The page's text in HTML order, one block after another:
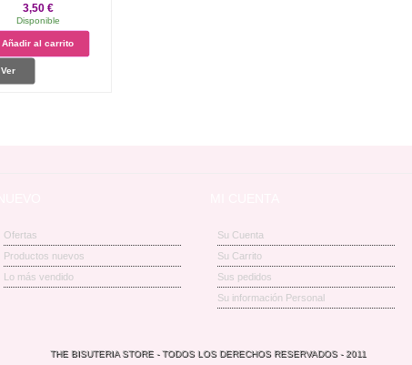
3,50 €
Disponible
Añadir al carrito
Ver
Ofertas
Productos nuevos
Lo más vendido
Su Cuenta
Su Carrito
Sus pedidos
Su información Personal
THE BISUTERIA STORE - TODOS LOS DERECHOS RESERVADOS - 2011